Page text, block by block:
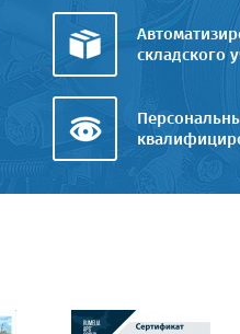
складского